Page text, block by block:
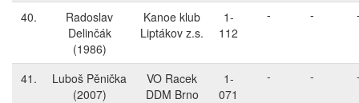
40.
Radoslav
Delinčák
(1986)
Kanoe klub
Liptákov z.s.
1-
112
- -
41.
Luboš Pěnička
(2007)
VO Racek
DDM Brno
1-
071
- -